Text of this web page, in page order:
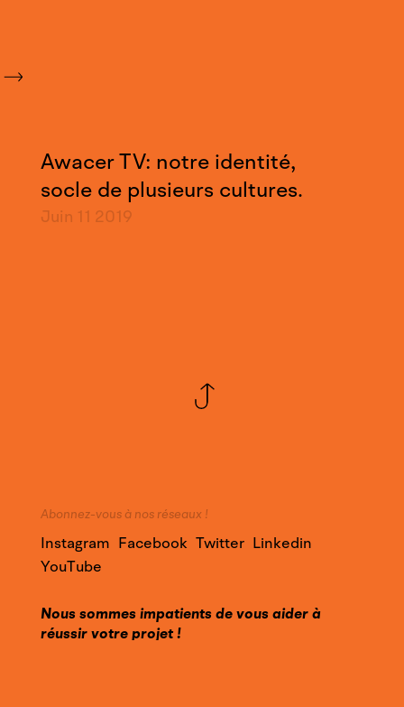
Awacer TV: notre identité,
socle de plusieurs cultures.
Juin 11 2019
Abonnez-vous à nos réseaux !
Instagram Facebook Twitter Linkedin
YouTube
Nous sommes impatients de vous aider à
réussir votre projet !